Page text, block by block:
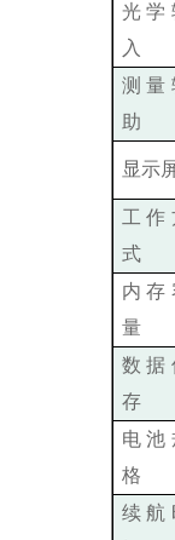
光学
入
测量
助
显示
工作
式
内存
量
数据
存
电池
格
续航